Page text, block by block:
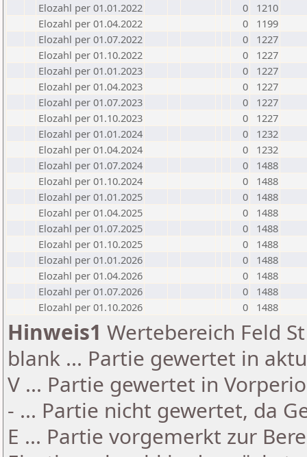
Elozahl per 01.01.2022
0
1210
Elozahl per 01.04.2022
0
1199
Elozahl per 01.07.2022
0
1227
Elozahl per 01.10.2022
0
1227
Elozahl per 01.01.2023
0
1227
Elozahl per 01.04.2023
0
1227
Elozahl per 01.07.2023
0
1227
Elozahl per 01.10.2023
0
1227
Elozahl per 01.01.2024
0
1232
Elozahl per 01.04.2024
0
1232
Elozahl per 01.07.2024
0
1488
Elozahl per 01.10.2024
0
1488
Elozahl per 01.01.2025
0
1488
Elozahl per 01.04.2025
0
1488
Elozahl per 01.07.2025
0
1488
Elozahl per 01.10.2025
0
1488
Elozahl per 01.01.2026
0
1488
Elozahl per 01.04.2026
0
1488
Elozahl per 01.07.2026
0
1488
Elozahl per 01.10.2026
0 1488
Hinweis1 Wertebereich Feld
blank ... Partie gewertet in
V ... Partie gewertet in
- ... Partie nicht gewertet, da
E ... Partie vorgemerkt zur